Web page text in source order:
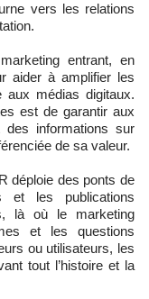
vers les relations
entrant, en
aider à amplifier les
aux médias digitaux.
est de garantir aux
des informations sur
de sa valeur.
déploie des ponts de
et les publications
là où le marketing
et les questions
ou utilisateurs, les
tout l’histoire et la